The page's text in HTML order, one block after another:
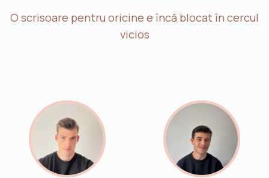
O scrisoare pentru oricine e încă blocat în cercul
vicios